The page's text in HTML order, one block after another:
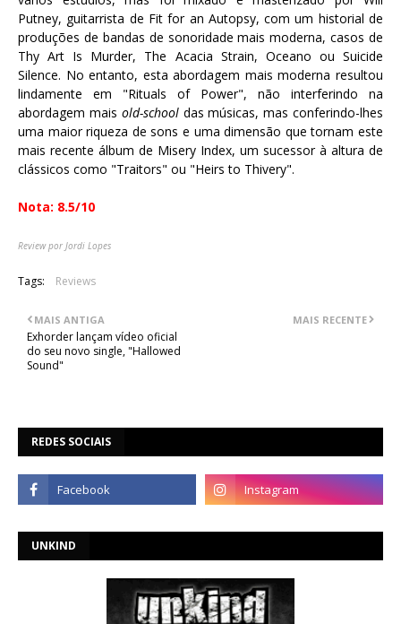
Putney, guitarrista de Fit for an Autopsy, com um historial de
produções de bandas de sonoridade mais moderna, casos de
Thy Art Is Murder, The Acacia Strain, Oceano ou Suicide
Silence. No entanto, esta abordagem mais moderna resultou
lindamente em "Rituals of Power", não interferindo na
abordagem mais old-school das músicas, mas conferindo-lhes
uma maior riqueza de sons e uma dimensão que tornam este
mais recente álbum de Misery Index, um sucessor à altura de
clássicos como "Traitors" ou "Heirs to Thivery".
Nota: 8.5/10
Review por Jordi Lopes
Tags: Reviews
MAIS RECENTE
MAIS ANTIGA
Exhorder lançam vídeo oficial
do seu novo single, "Hallowed
Sound"
REDES SOCIAIS
UNKIND